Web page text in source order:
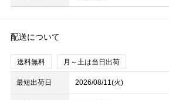
配送について
送料無料 月～土は当日出荷
最短出荷日 2026/08/11(火)